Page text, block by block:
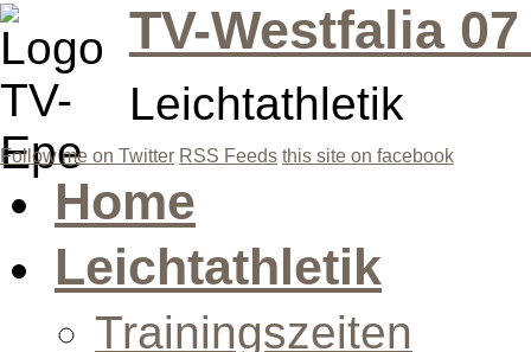
TV-Westfalia
Leichtathletik
Follow me on Twitter RSS Feeds this site on facebook
Home
Leichtathletik
Trainingszeiten